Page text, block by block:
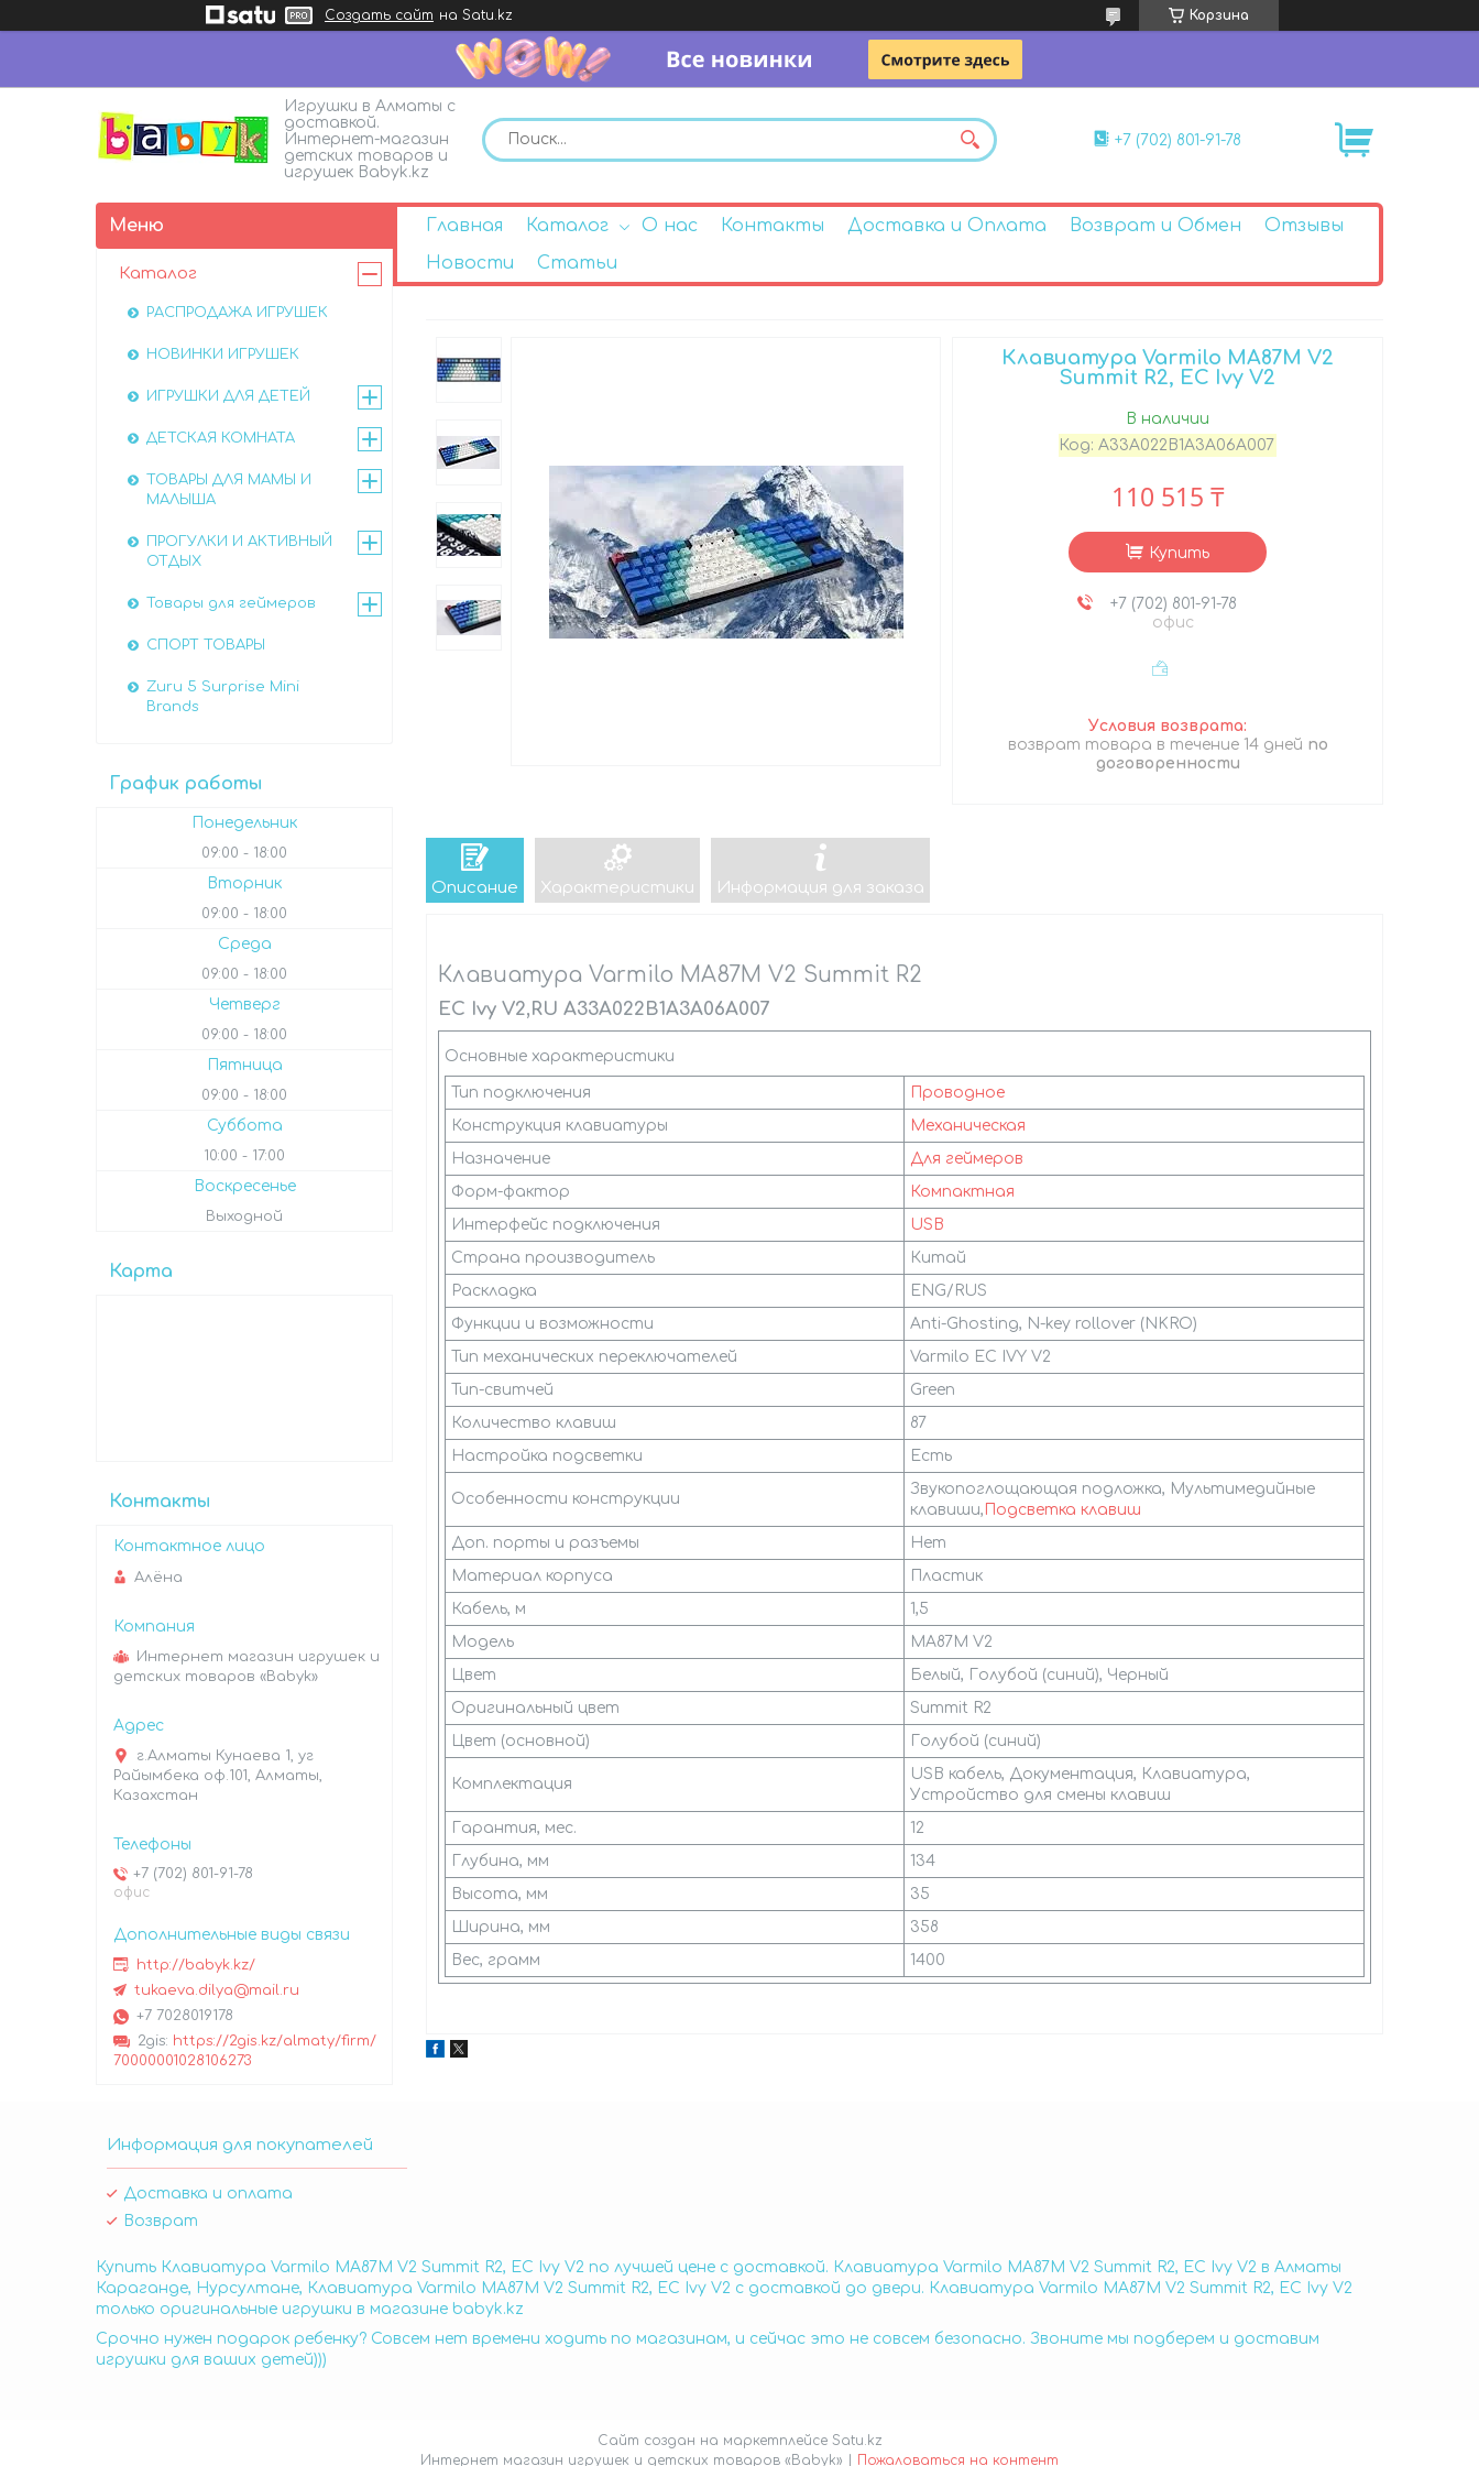
Создать сайт на Satu.kz Корзина
Игрушки в Алматы с
доставкой.
Интернет-магазин
детских товаров и
игрушек Babyk.kz
+7 (702) 801-91-78
Главная Каталог О нас Контакты Доставка и Оплата Возврат и Обмен
Отзывы
Новости
Статьи
Клавиатура Varmilo MA87M V2
Summit R2, EC Ivy V2
В наличии
Код:A33A022B1A3A06A007
110 515 ₸
Купить
+7 (702) 801-91-78
офис
возврат товара в течение 14 дней по
договоренности
Описание Характеристики Информация для заказа
Клавиатура Varmilo MA87M V2 Summit R2
EC Ivy V2,RU A33A022B1A3A06A007
Основные характеристики
Тип подключения
Проводное
Конструкция клавиатуры
Механическая
Назначение
Для геймеров
Форм-фактор
Компактная
Интерфейс подключения
USB
Страна производитель
Китай
Раскладка
ENG/RUS
Функции и возможности
Anti-Ghosting, N-key rollover (NKRO)
Тип механических переключателей
Varmilo EC IVY V2
Тип-свитчей
Green
Количество клавиш
87
Настройка подсветки
Есть
Особенности конструкции
Звукопоглощающая подложка, Мультимедийные
клавиши, Подсветка клавиш
Доп. порты и разъемы
Нет
Материал корпуса
Пластик
Кабель, м
1,5
Модель
MA87M V2
Цвет
Белый, Голубой (синий), Черный
Оригинальный цвет
Summit R2
Цвет (основной)
Голубой (синий)
Комплектация
USB кабель, Документация, Клавиатура,
Устройство для смены клавиш
Гарантия, мес.
12
Глубина, мм
134
Высота, мм
35
Ширина, мм
358
Вес, грамм
1400
Каталог
РАСПРОДАЖА ИГРУШЕК
НОВИНКИ ИГРУШЕК
ИГРУШКИ ДЛЯ ДЕТЕЙ
ДЕТСКАЯ КОМНАТА
ТОВАРЫ ДЛЯ МАМЫ И
МАЛЫША
ПРОГУЛКИ И АКТИВНЫЙ
ОТДЫХ
Товары для геймеров
СПОРТ ТОВАРЫ
Zuru 5 Surprise Mini
Brands
График работы
Понедельник
09:00 18:00
Вторник
09:00 18:00
Среда
09:00 18:00
Четверг
09:00 18:00
Пятница
09:00 18:00
Суббота
10:00 17:00
Воскресенье
Выходной
Карта
Контакты
Алёна
Интернет магазин игрушек и
детских товаров «Babyk»
г.Алматы Кунаева 1, уг
Райымбека оф.101, Алматы,
Казахстан
+7 (702) 801-91-78
офис
http://babyk.kz/
tukaeva.dilya@mail.ru
+7 7028019178
2gis https://2gis.kz/almaty/firm/
70000001028106273
Информация для покупателей
Доставка и оплата
Возврат
Купить Клавиатура Varmilo MA87M V2 Summit R2, EC Ivy V2 по лучшей цене с доставкой. Клавиатура Varmilo MA87M V2 Summit R2, EC Ivy V2 в Алматы
Караганде, Нурсултане, Клавиатура Varmilo MA87M V2 Summit R2, EC Ivy V2 с доставкой до двери. Клавиатура Varmilo MA87M V2 Summit R2, EC Ivy V2
только оригинальные игрушки в магазине babyk.kz
Срочно нужен подарок ребенку? Совсем нет времени ходить по магазинам, и сейчас это не совсем безопасно. Звоните мы подберем и доставим
игрушки для ваших детей)))
Сайт создан на маркетплейсе Satu.kz
Пожаловаться на контент